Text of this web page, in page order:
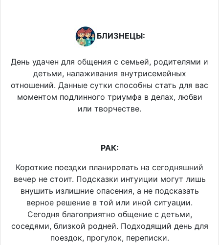
БЛИЗНЕЦЫ:
День удачен для общения с семьей, родителями и
детьми, налаживания внутрисемейных
отношений. Данные сутки способны стать для вас
моментом подлинного триумфа в делах, любви
или творчестве.
РАК:
Короткие поездки планировать на сегодняшний
вечер не стоит. Подсказки интуиции могут лишь
внушить излишние опасения, а не подсказать
верное решение в той или иной ситуации.
Сегодня благоприятно общение с детьми,
соседями, близкой родней. Подходящий день для
поездок, прогулок, переписки.